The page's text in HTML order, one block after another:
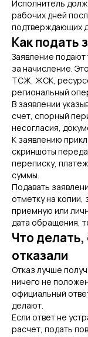
Исполнитель
рабочих дней
подтверждающих
Как подать
Заявление подают
за начисление.
ТСЖ, ЖСК,
региональный
В заявлении
счет, спорный
несогласия,
К заявлению
скриншоты
переписку,
суммы.
Подавать
отметку на
приемную или
дата обращения,
Что
отказали
Отказ лучше
ничего не
официальный
делают.
Если ответ не
расчет, подать